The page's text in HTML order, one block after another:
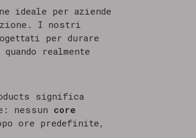
ideale per aziende
I nostri
per durare
realmente
significa
nessun core
ore predefinite,